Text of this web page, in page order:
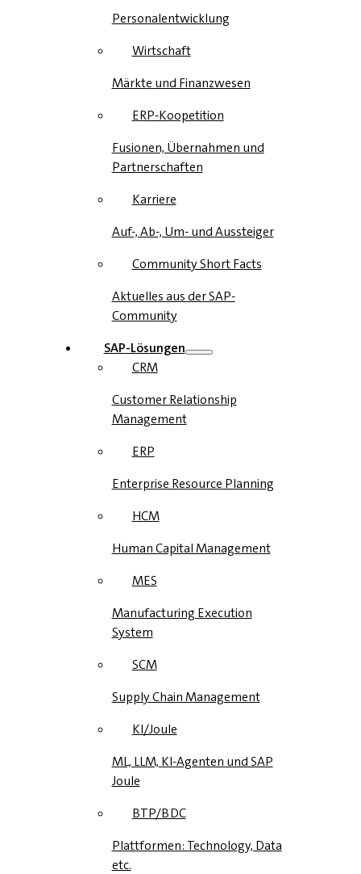
Personalentwicklung
Wirtschaft
Märkte und Finanzwesen
ERP-Koopetition
Fusionen, Übernahmen und
Partnerschaften
Karriere
Auf-, Ab-, Um- und Aussteiger
Community Short Facts
Aktuelles aus der SAP-
Community
SAP-Lösungen
CRM
Customer Relationship
Management
ERP
Enterprise Resource Planning
HCM
Human Capital Management
MES
Manufacturing Execution
System
SCM
Supply Chain Management
KI/Joule
ML, LLM, KI-Agenten und SAP
Joule
BTP/BDC
Plattformen: Technology, Data
etc.